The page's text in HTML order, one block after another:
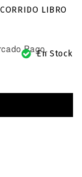
LIBRO
En Stock
Pago.